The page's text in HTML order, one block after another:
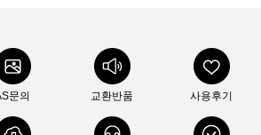
문의 교환반품 사용후기